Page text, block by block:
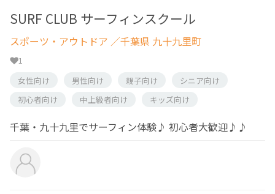
SURF CLUB サーフィンスクール
スポーツ・アウトドア ／千葉県 九十九里町
1
女性向け
男性向け 親子向け
シニア向け
初心者向け
中上級者向け キッズ向け
千葉・九十九里でサーフィン体験♪ 初心者大歓迎♪♪